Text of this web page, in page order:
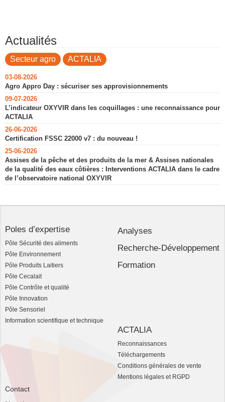
Actualités
Secteur agro ACTALIA
03-08-2026
Agro Appro Day : sécuriser ses approvisionnements
09-07-2026
L’indicateur OXYVIR dans les coquillages : une reconnaissance pour
ACTALIA
26-06-2026
Certification FSSC 22000 v7 : du nouveau !
25-06-2026
Assises de la pêche et des produits de la mer & Assises nationales
de la qualité des eaux côtières : Interventions ACTALIA dans le cadre
de l’observatoire national OXYVIR
Poles d’expertise
Pôle Sécurité des aliments
Pôle Environnement
Pôle Produits Laitiers
Pôle Cecalait
Pôle Contrôle et qualité
Pôle Innovation
Pôle Sensoriel
Information scientifique et technique
Analyses
Recherche-Développement
Formation
ACTALIA
Reconnaissances
Téléchargements
Conditions générales de vente
Mentions légales et RGPD
Contact